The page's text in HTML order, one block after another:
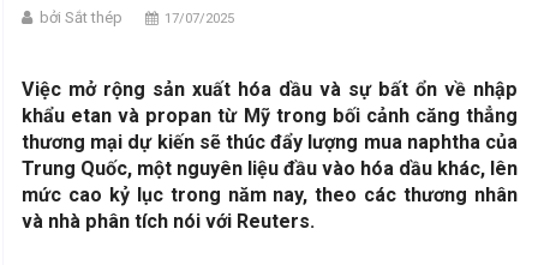
bởi Sắt thép 17/07/2025
Việc mở rộng sản xuất hóa dầu và sự bất ổn về nhập
khẩu etan và propan từ Mỹ trong bối cảnh căng thẳng
thương mại dự kiến sẽ thúc đẩy lượng mua naphtha của
Trung Quốc, một nguyên liệu đầu vào hóa dầu khác, lên
mức cao kỷ lục trong năm nay, theo các thương nhân
và nhà phân tích nói với Reuters.